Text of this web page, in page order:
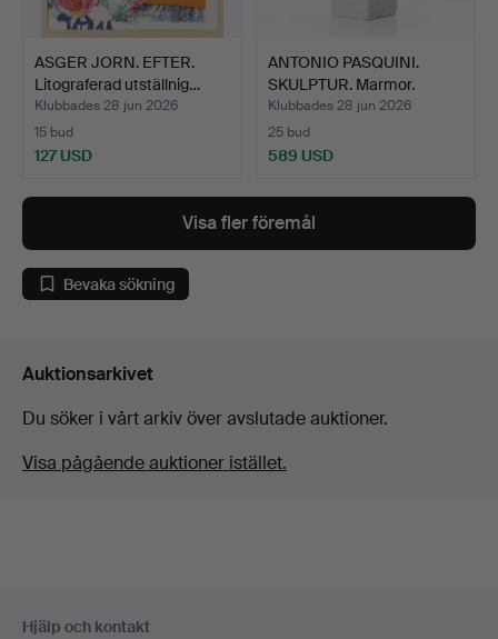
ASGER JORN. EFTER.
Litograferad utställnig…
Klubbades 28 jun 2026
15 bud
127 USD
ANTONIO PASQUINI.
SKULPTUR. Marmor.
Signer…
Klubbades 28 jun 2026
25 bud
589 USD
Visa fler föremål
Bevaka sökning
Auktionsarkivet
Du söker i vårt arkiv över avslutade auktioner.
Visa pågående auktioner istället.
Hjälp och kontakt